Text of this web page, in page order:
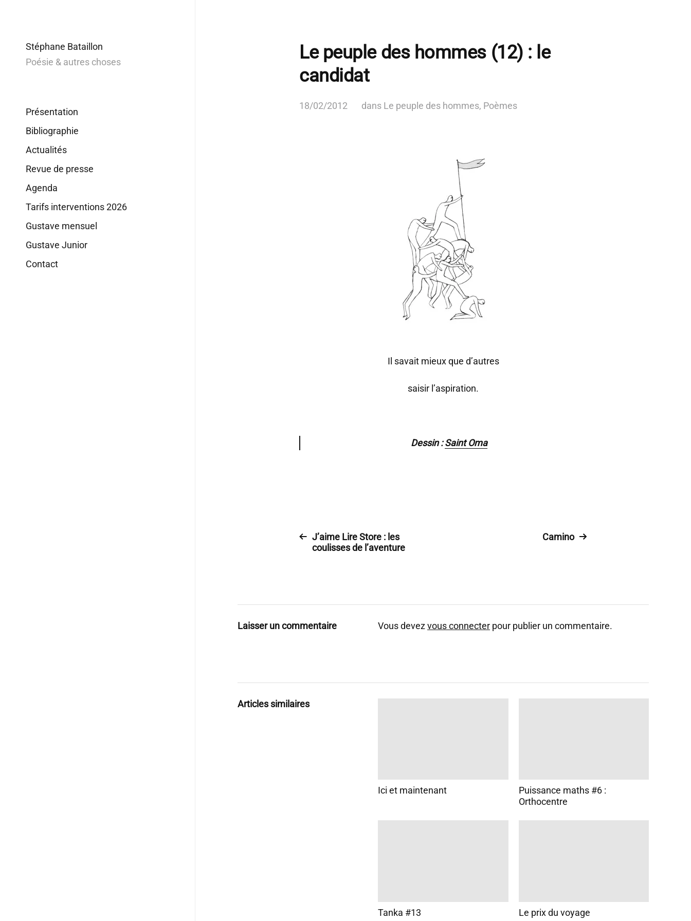
Stéphane Bataillon
Poésie & autres choses
Présentation
Bibliographie
Actualités
Revue de presse
Agenda
Tarifs interventions 2026
Gustave mensuel
Gustave Junior
Contact
Le peuple des hommes (12) : le
candidat
18/02/2012 dans Le peuple des hommes, Poèmes
Il savait mieux que d’autres
saisir l’aspiration.
Dessin :Saint Oma
J’aime Lire Store : les
coulisses de l’aventure
Camino
Laisser un commentaire Vous devezvous connecter pour publier un commentaire.
Articles similaires
Ici et maintenant
Puissance maths #6 :
Orthocentre
Tanka #13 Le prix du voyage